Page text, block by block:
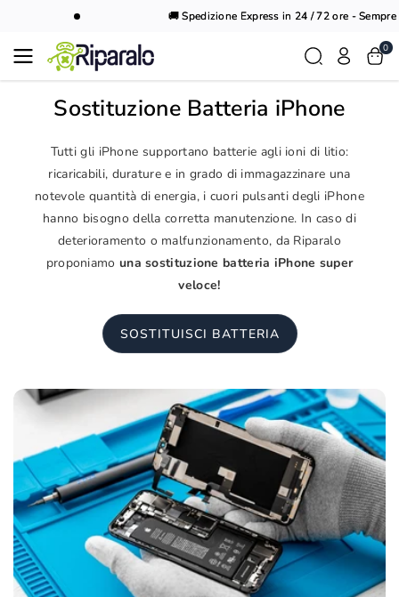
🚚 Spedizione Express in 24 / 72 ore - Sempre
0
Sostituzione Batteria iPhone
Tutti gli iPhone supportano batterie agli ioni di litio:
ricaricabili, durature e in grado di immagazzinare una
notevole quantità di energia, i cuori pulsanti degli iPhone
hanno bisogno della corretta manutenzione. In caso di
deterioramento o malfunzionamento, da Riparalo
proponiamo una sostituzione batteria iPhone super
veloce!
SOSTITUISCI BATTERIA